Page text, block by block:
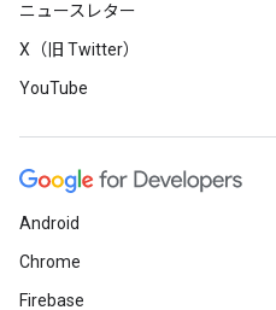
ニュースレター
X（旧 Twitter）
YouTube
Android
Chrome
Firebase